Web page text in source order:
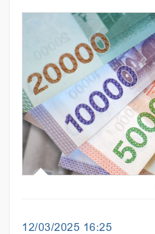
12/03/2025 16:25